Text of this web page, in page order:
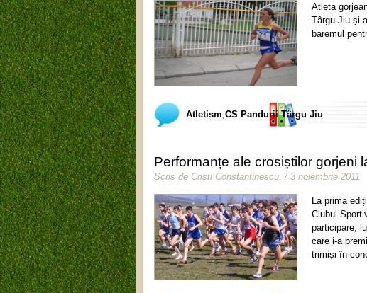
Atleta
Târgu Jiu și
baremul
Atletism CS Pandurii Târgu Jiu
Performanțe ale crosiștilor gorjeni
Scris de Cristi Constantinescu. / 3 noiembrie 2011
La prima
Clubul
participare,
care i-a
trimiși în